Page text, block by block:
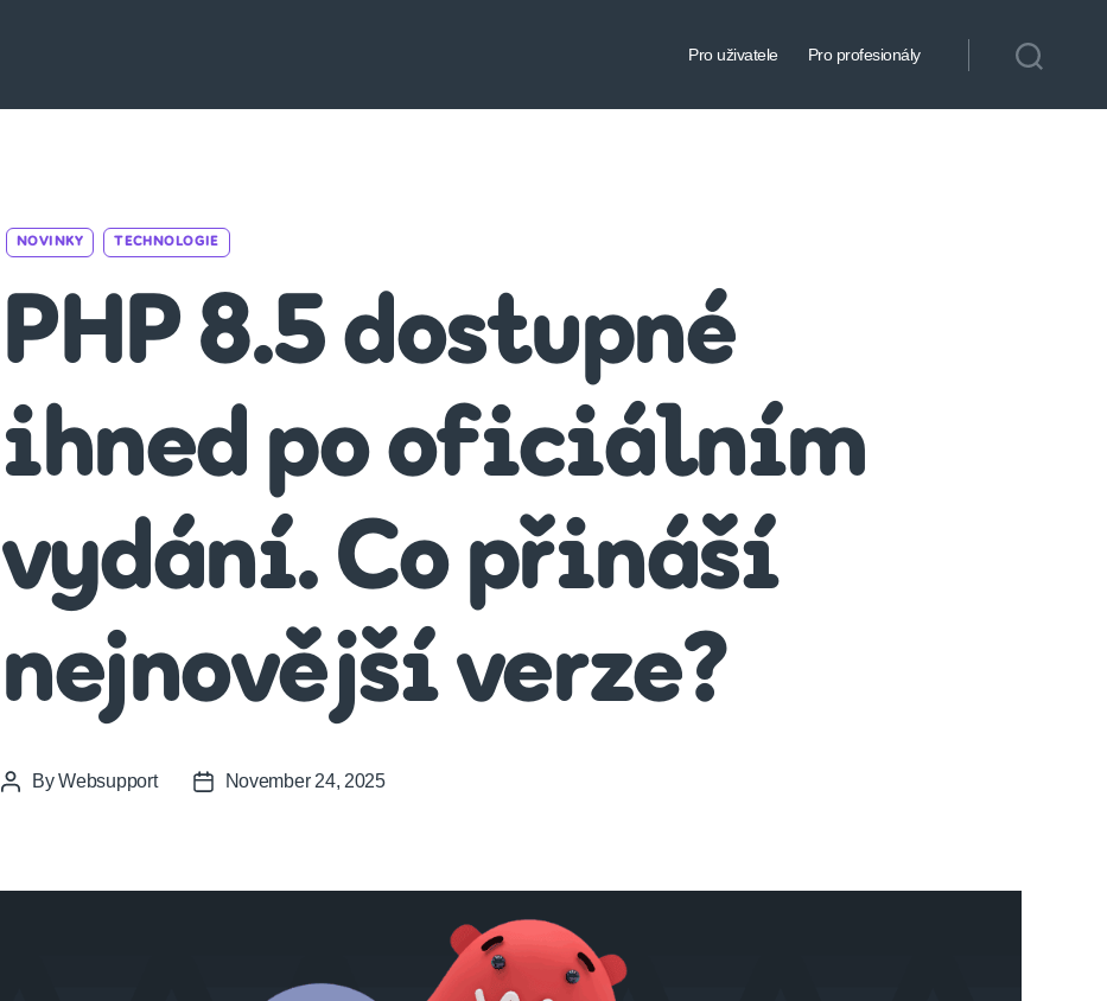
Pro uživatele Pro profesionály
NOVINKY TECHNOLOGIE
PHP 8.5 dostupné
ihned po oficiálním
vydání. Co přináší
nejnovější verze?
PostByWebsupport
PostNovember 24, 2025